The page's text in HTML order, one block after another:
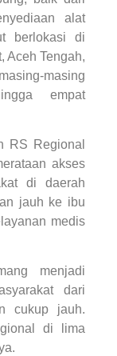
alat
berlokasi di
Aceh Tengah,
masing
empat
RS Regional
akses
di daerah
jauh ke ibu
medis
menjadi
dari
cukup jauh.
di lima